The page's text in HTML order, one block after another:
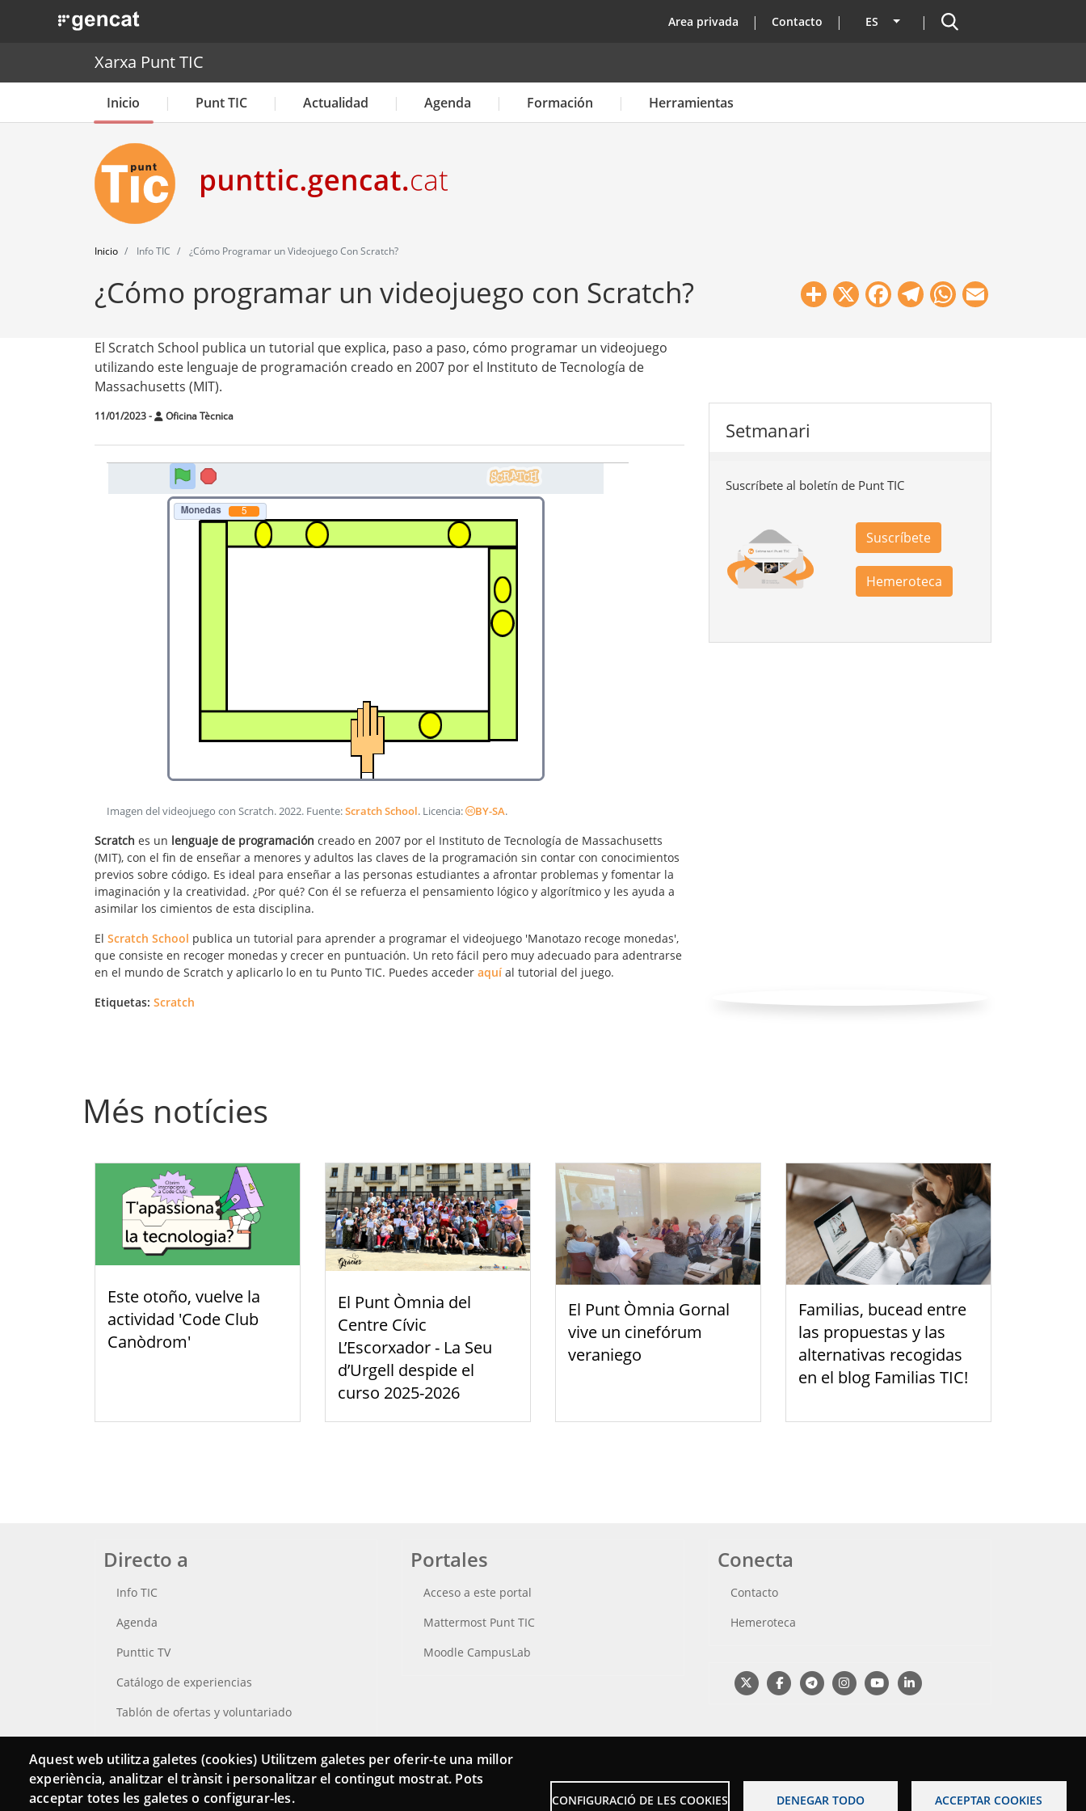
. Obre en una nova finestra. top
Area privada Contacto ES Lista adicional de acciones
Buscador
Xarxa Punt TIC
Inicio Punt TIC Actualidad Agenda Formación Herramientas
Inicio Info TIC ¿Cómo Programar un Videojuego Con Scratch?
¿Cómo programar un videojuego con Scratch? Share
X Facebook
Telegram
WhatsApp
El Scratch School publica un tutorial que explica, paso a paso, cómo programar un videojuego
utilizando este lenguaje de programación creado en 2007 por el Instituto de Tecnología de
Massachusetts (MIT).
11/01/2023- Oficina Tècnica
Imagen del videojuego con Scratch.2022. Fuente:Scratch School. Licencia: BY-SA.
Scratch es un lenguaje de programación creado en 2007 por el Instituto de Tecnología de Massachusetts
(MIT), con el fin de enseñar a menores y adultos las claves de la programación sin contar con conocimientos
previos sobre código. Es ideal para enseñar a las personas estudiantes a afrontar problemas y fomentar la
imaginación y la creatividad. ¿Por qué? Con él se refuerza el pensamiento lógico y algorítmico y les ayuda a
asimilar los cimientos de esta disciplina.
El Scratch School publica un tutorial para aprender a programar el videojuego 'Manotazo recoge monedas',
que consiste en recoger monedas y crecer en puntuación. Un reto fácil pero muy adecuado para adentrarse
en el mundo de Scratch y aplicarlo lo en tu Punto TIC. Puedes acceder aquíal tutorial del juego.
Etiquetas: Scratch
Setmanari
Suscríbete al boletín de Punt TIC
Suscríbete
Hemeroteca
Més notícies
Este otoño, vuelve la
actividad 'Code Club
Canòdrom'
El Punt Òmnia del
Centre Cívic
L’Escorxador - La Seu
d’Urgell despide el
curso 2025-2026
El Punt Òmnia Gornal
vive un cinefórum
veraniego
Familias, bucead entre
las propuestas y las
alternativas recogidas
en el blog Familias TIC!
Directo a
Info TIC
Agenda
Punttic TV
Catálogo de experiencias
Tablón de ofertas y voluntariado
Busca tu Punt TIC
Portales
Acceso a este portal
Mattermost Punt TIC
Moodle CampusLab
Conecta
Contacto
Hemeroteca
Aquest web utilitza galetes (cookies) Utilitzem galetes per oferir-te una millor
experiència, analitzar el trànsit i personalitzar el contingut mostrat. Pots
acceptar totes les galetes o configurar-les.
CONFIGURACIÓ DE LES COOKIES DENEGAR TODO ACCEPTAR COOKIES